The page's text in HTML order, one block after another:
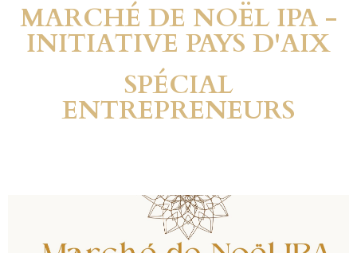
MARCHÉ DE NOËL IPA -
INITIATIVE PAYS D'AIX
SPÉCIAL
ENTREPRENEURS